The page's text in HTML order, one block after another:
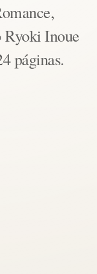
Ryoki Inoue
páginas.